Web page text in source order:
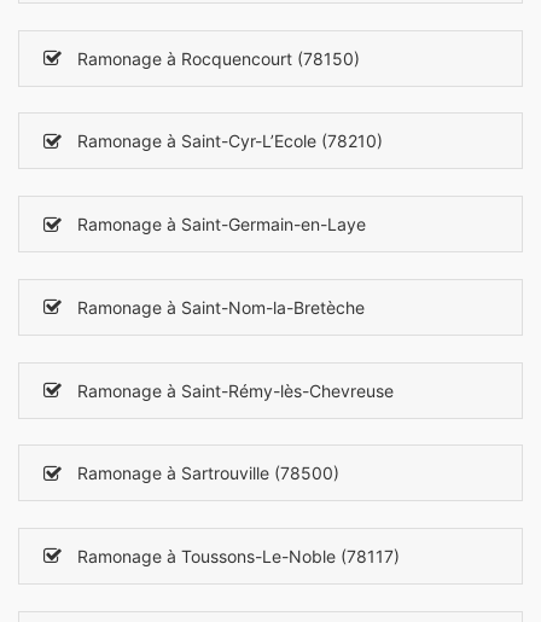
Ramonage à Rocquencourt (78150)
Ramonage à Saint-Cyr-L’Ecole (78210)
Ramonage à Saint-Germain-en-Laye
Ramonage à Saint-Nom-la-Bretèche
Ramonage à Saint-Rémy-lès-Chevreuse
Ramonage à Sartrouville (78500)
Ramonage à Toussons-Le-Noble (78117)